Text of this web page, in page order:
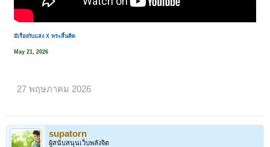
มีเรื่องกับแสง X พระสิ้นคิด
May 21, 2026
27 พฤษภาคม 2026
supatorn
ผู้สนับสนุนเว็บพลังจิต